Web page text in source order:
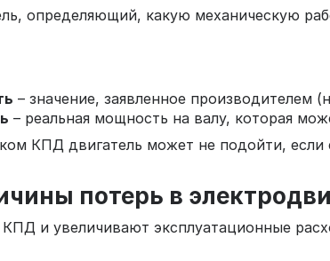
определяющий, какую механическую
– значение, заявленное производителем
– реальная мощность на валу, которая
КПД двигатель может не подойти, если
потерь в
и увеличивают эксплуатационные